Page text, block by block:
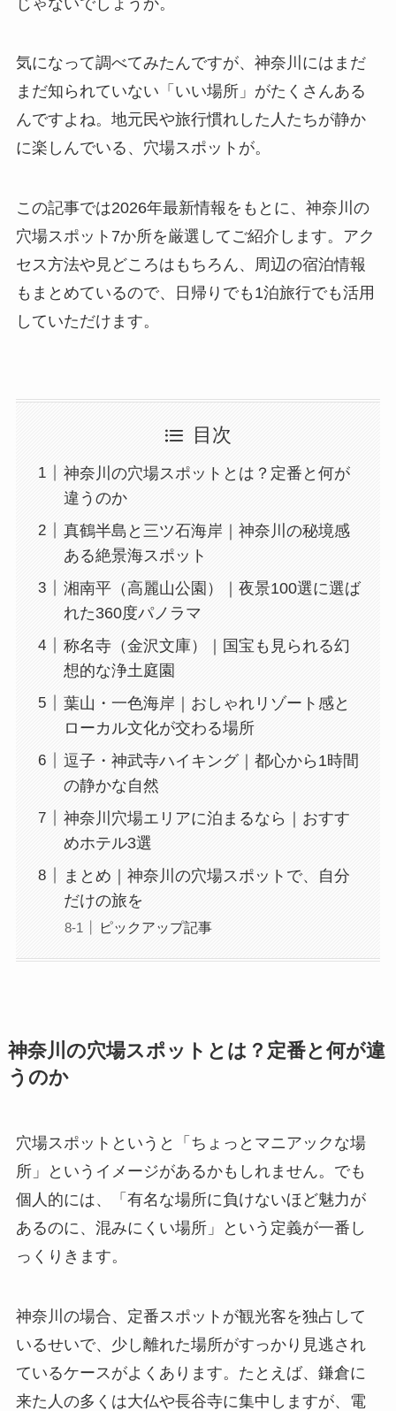
気になって調べてみたんですが、神奈川にはまだ
まだ知られていない「いい場所」がたくさんある
んですよね。地元民や旅行慣れした人たちが静か
に楽しんでいる、穴場スポットが。
この記事では2026年最新情報をもとに、神奈川の
穴場スポット7か所を厳選してご紹介します。アク
セス方法や見どころはもちろん、周辺の宿泊情報
もまとめているので、日帰りでも1泊旅行でも活用
していただけます。
目次
神奈川の穴場スポットとは？定番と何が
違うのか
真鶴半島と三ツ石海岸｜神奈川の秘境感
ある絶景海スポット
湘南平（高麗山公園）｜夜景100選に選ば
れた360度パノラマ
称名寺（金沢文庫）｜国宝も見られる幻
想的な浄土庭園
葉山・一色海岸｜おしゃれリゾート感と
ローカル文化が交わる場所
逗子・神武寺ハイキング｜都心から1時間
の静かな自然
神奈川穴場エリアに泊まるなら｜おすす
めホテル3選
まとめ｜神奈川の穴場スポットで、自分
だけの旅を
ピックアップ記事
神奈川の穴場スポットとは？定番と何が違
うのか
穴場スポットというと「ちょっとマニアックな場
所」というイメージがあるかもしれません。でも
個人的には、「有名な場所に負けないほど魅力が
あるのに、混みにくい場所」という定義が一番し
っくりきます。
神奈川の場合、定番スポットが観光客を独占して
いるせいで、少し離れた場所がすっかり見逃され
ているケースがよくあります。たとえば、鎌倉に
来た人の多くは大仏や長谷寺に集中しますが、電